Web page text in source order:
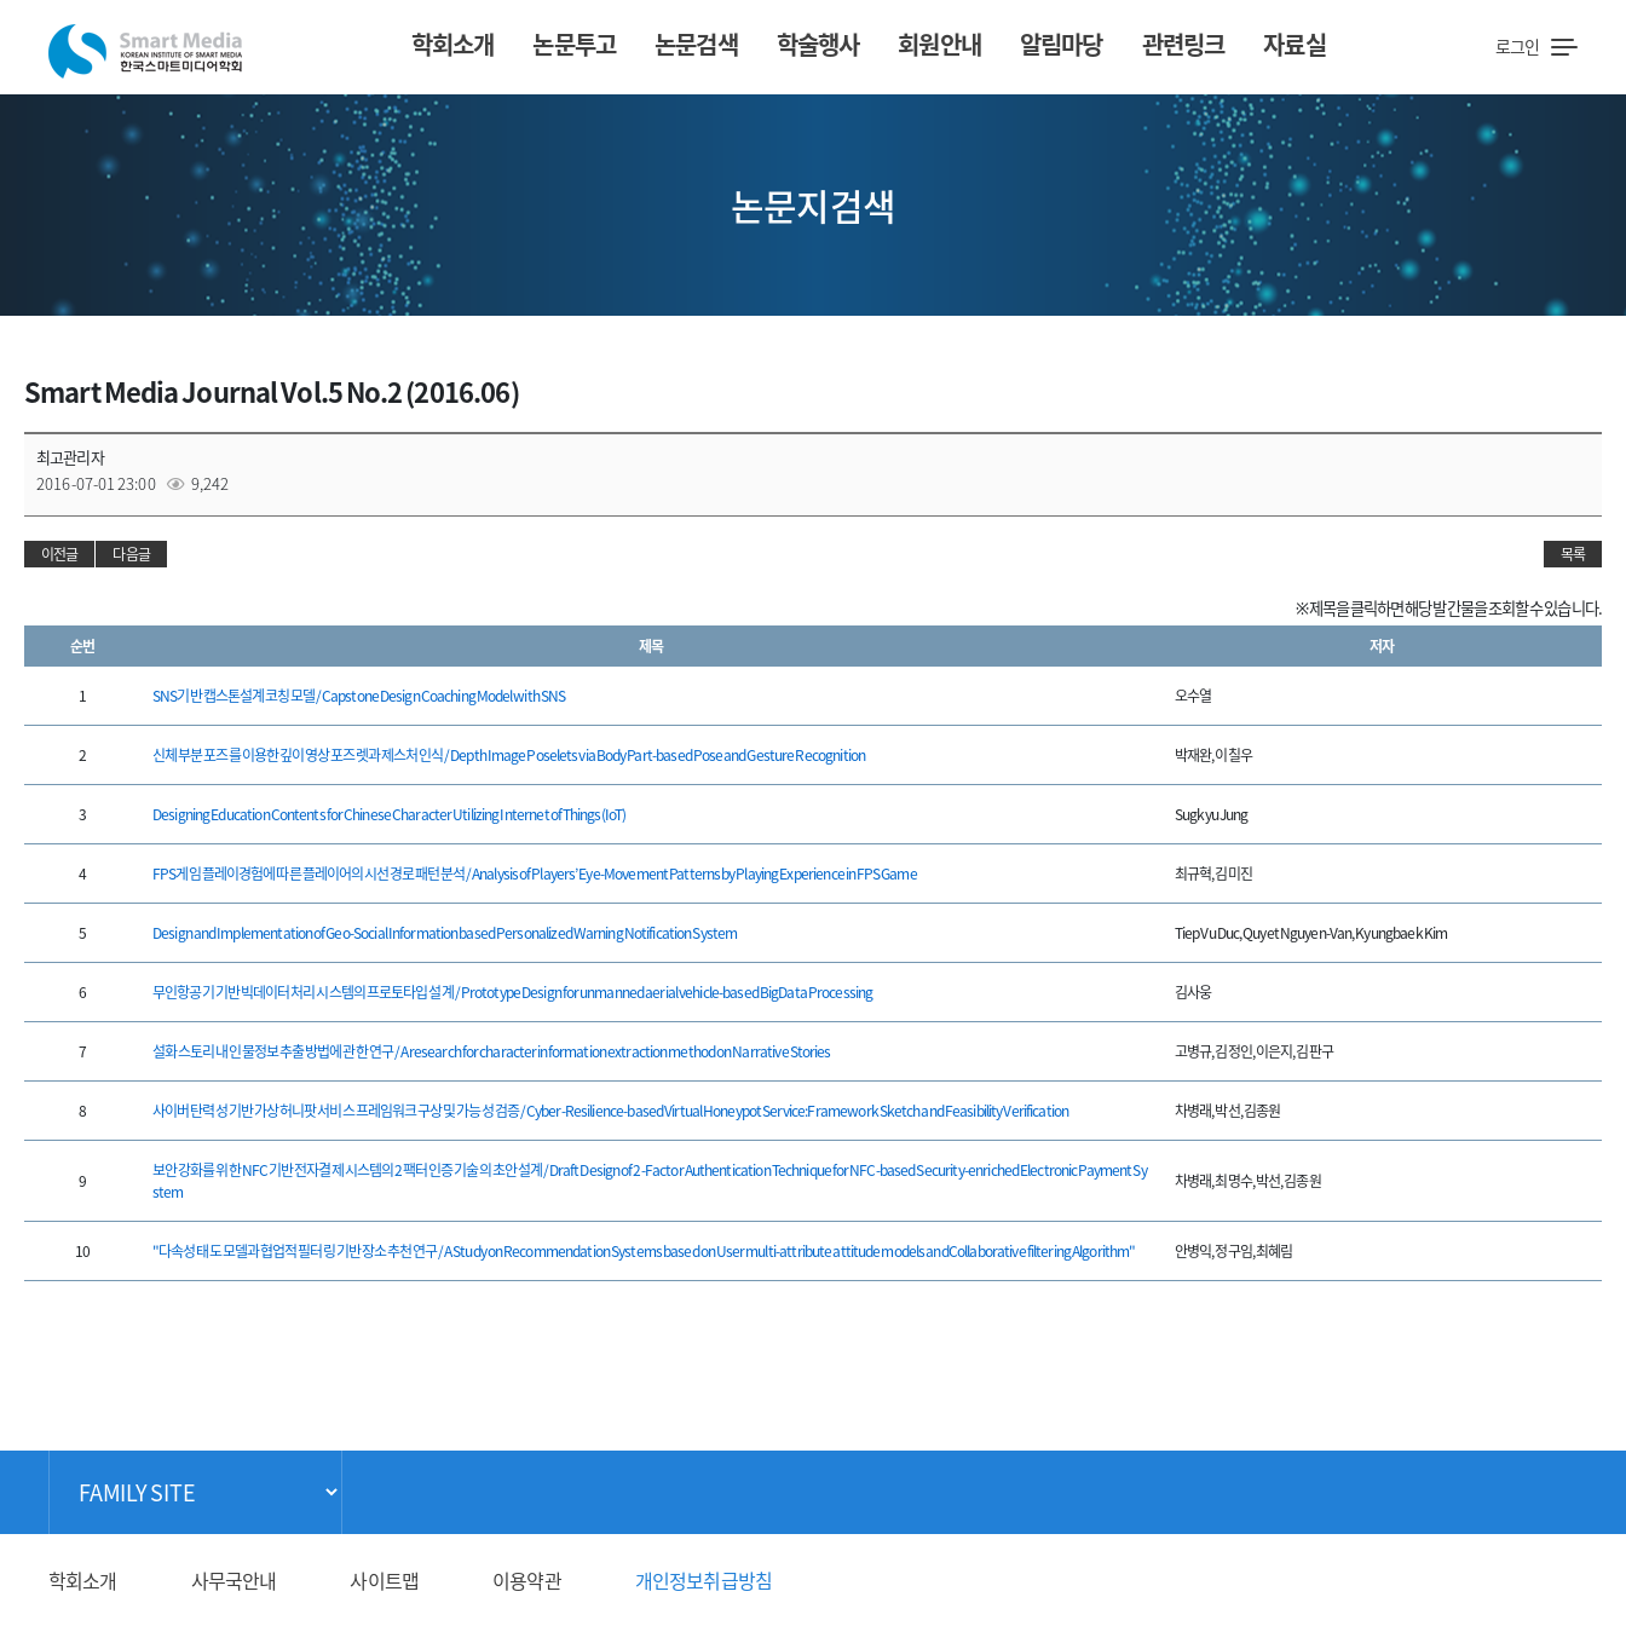
학회소개 논문투고 논문검색 학술행사 회원안내 알림마당 관련링크 자료실 로그인
논문지검색
Smart Media Journal Vol.5 No.2 (2016.06)
최고관리자
2016-07-01 23:00
9,242
이전글 다음글 목록
※ 제목을 클릭하면 해당 발간물을 조회할 수 있습니다.
순번 제목 저자
1 SNS기반 캡스톤설계 코칭모델 / Capstone Design Coaching Model with SNS 오수열
2 신체 부분 포즈를 이용한 깊이 영상 포즈렛과 제스처 인식 / Depth Image Poselets via Body Part-based Pose and Gesture Recognition 박재완, 이칠우
3 Designing Education Contents for Chinese Character Utilizing Internet of Things(IoT) Sugkyu Jung
4 FPS게임 플레이경험에 따른 플레이어의 시선경로 패턴 분석 / Analysis of Players’ Eye-Movement Patterns by Playing Experience in FPS Game 최규혁, 김미진
5 Design and Implementation of Geo-Social Information based Personalized Warning Notification System Tiep Vu Duc, Quyet Nguyen-Van, Kyungbaek Kim
6 무인항공기 기반 빅데이터 처리 시스템의 프로토타입 설계 / Prototype Design for unmanned aerial vehicle-based BigData Processing 김사웅
7 설화 스토리 내 인물정보 추출 방법에 관한 연구 / A research for character information extraction method on Narrative Stories 고병규, 김정인, 이은지, 김판구
8 사이버 탄력성 기반 가상 허니팟 서비스 프레임워크 구상 및 가능성 검증 / Cyber-Resilience-based Virtual Honeypot Service:Framework Sketch and Feasibility Verification 차병래, 박선, 김종원
9
보안 강화를 위한 NFC 기반 전자결제 시스템의 2 팩터 인증 기술의 초안 설계 / Draft Design of 2-Factor Authentication Technique for NFC-based Security-enriched Electronic Payment Sy
stem
차병래, 최명수, 박선, 김종원
10 "다속성 태도 모델과 협업적 필터링 기반 장소 추천 연구 / A Study on Recommendation Systems based on User multi-attribute attitude models andCollaborative filtering Algorithm" 안병익, 정구임, 최혜림
학회소개 사무국안내 사이트맵 이용약관 개인정보취급방침